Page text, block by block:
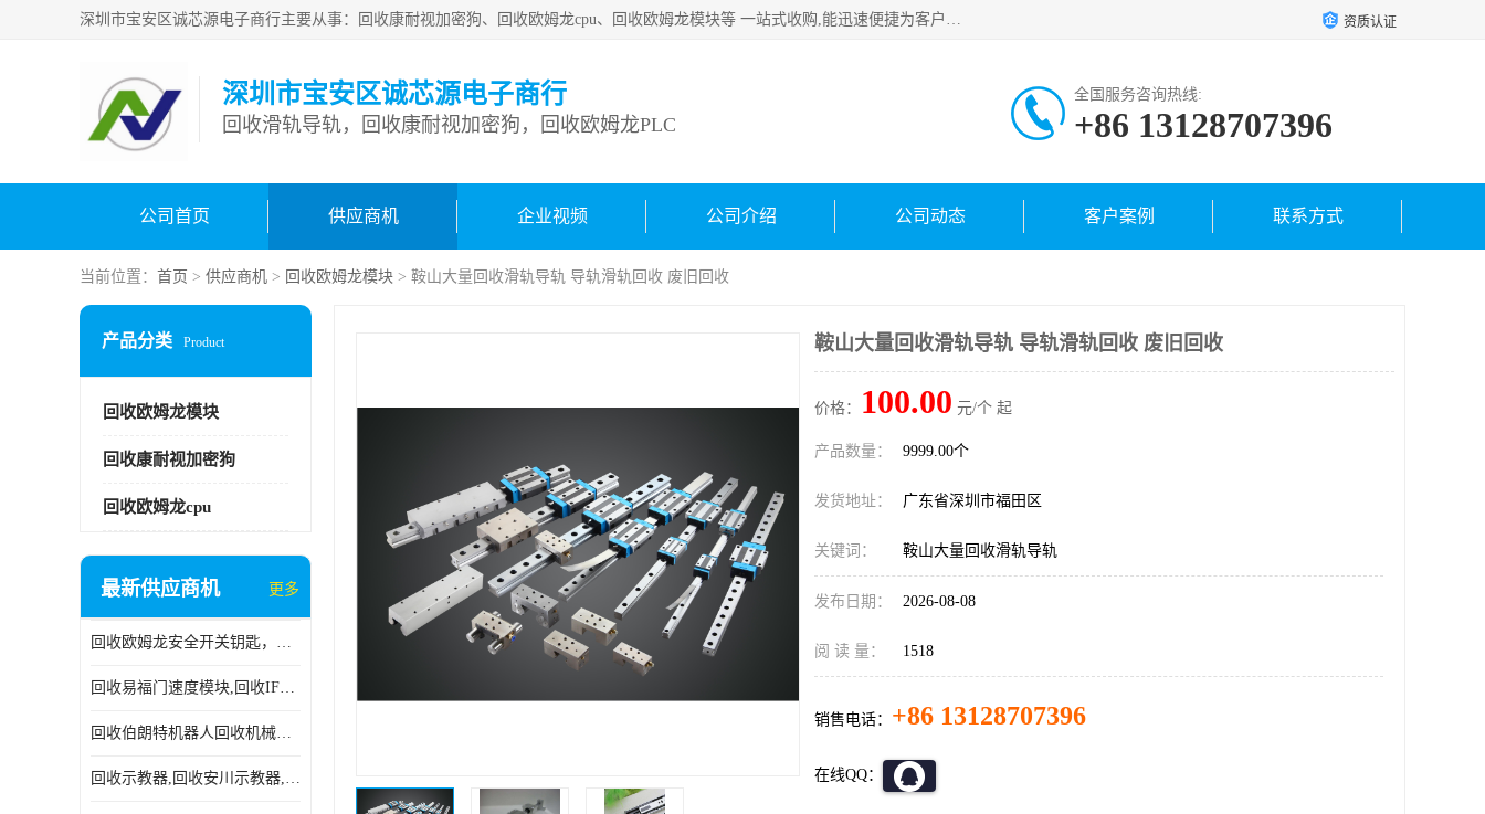
深圳市宝安区诚芯源电子商行主要从事：回收康耐视加密狗、回收欧姆龙cpu、回收欧姆龙模块等 一站式收购,能迅速便捷为客户消化库存、减少仓储、回笼资金，我们交易灵活方便，现金支付，价格优势合理，在业务方面赢得广大客户的一致好评 热情欢迎有库存需要处理的客户 请尽快联系我们 资质认证
深圳市宝安区诚芯源电子商行
回收滑轨导轨，回收康耐视加密狗，回收欧姆龙PLC
全国服务咨询热线:
+86 13128707396
公司首页 供应商机 企业视频 公司介绍 公司动态 客户案例 联系方式
当前位置： 首页 > 供应商机 > 回收欧姆龙模块 > 鞍山大量回收滑轨导轨 导轨滑轨回收 废旧回收
产品分类 Product
回收欧姆龙模块
回收康耐视加密狗
回收欧姆龙cpu
最新供应商机 更多
回收欧姆龙安全开关钥匙，回收OMRON安全锁，回收光电传感器
回收易福门速度模块,回收IFM大全,回收易福门AS-iDP模块
回收伯朗特机器人回收机械手臂伯朗特六轴工业机器人
回收示教器,回收安川示教器,回收ABB新旧示教器
鞍山大量回收滑轨导轨 导轨滑轨回收 废旧回收
价格： 100.00 元/个 起
产品数量： 9999.00个
发货地址： 广东省深圳市福田区
关键词： 鞍山大量回收滑轨导轨
发布日期： 2026-08-08
阅 读 量： 1518
销售电话： +86 13128707396
在线QQ：